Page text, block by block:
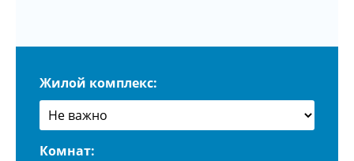
Жилой комплекс:
Комнат: